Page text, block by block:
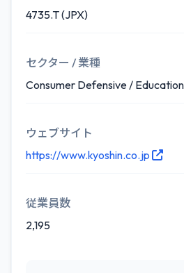
4735.T (JPX)
セクター / 業種
Consumer Defensive /
ウェブサイト
https://www.kyoshin.co.jp
従業員数
2,195